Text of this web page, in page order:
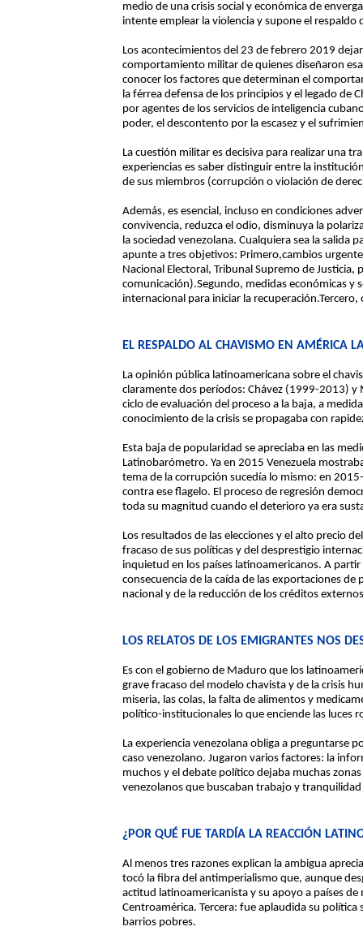
medio de una crisis social y económica de
intente emplear la violencia y supone el respaldo
Los acontecimientos del 23 de febrero 2019
comportamiento militar de quienes diseñaron
conocer los factores que determinan el
la férrea defensa de los principios y el legado de
por agentes de los servicios de inteligencia
poder, el descontento por la escasez y el
La cuestión militar es decisiva para realizar una
experiencias es saber distinguir entre la
de sus miembros (corrupción o violación de
Además, es esencial, incluso en condiciones
convivencia, reduzca el odio, disminuya la
la sociedad venezolana. Cualquiera sea la salida
apunte a tres objetivos: Primero,cambios
Nacional Electoral, Tribunal Supremo de Justicia,
comunicación).Segundo, medidas económicas y
internacional para iniciar la
EL RESPALDO AL CHAVISMO EN AMÉRICA
La opinión pública latinoamericana sobre el
claramente dos períodos: Chávez (1999-2013)
ciclo de evaluación del proceso a la baja, a
conocimiento de la crisis se propagaba con
Esta baja de popularidad se apreciaba en las
Latinobarómetro. Ya en 2015 Venezuela
tema de la corrupción sucedía lo mismo: en
contra ese flagelo. El proceso de regresión
toda su magnitud cuando el deterioro ya era
Los resultados de las elecciones y el alto precio
fracaso de sus políticas y del desprestigio
inquietud en los países latinoamericanos. A
consecuencia de la caída de las exportaciones
nacional y de la reducción de los créditos
LOS RELATOS DE LOS EMIGRANTES NOS
Es con el gobierno de Maduro que los
grave fracaso del modelo chavista y de la crisis
miseria, las colas, la falta de alimentos y
político-institucionales lo que enciende las luces
La experiencia venezolana obliga a preguntarse
caso venezolano. Jugaron varios factores: la
muchos y el debate político dejaba muchas
venezolanos que buscaban trabajo y
¿POR QUÉ FUE TARDÍA LA REACCIÓN
Al menos tres razones explican la ambigua
tocó la fibra del antimperialismo que, aunque
actitud latinoamericanista y su apoyo a países
Centroamérica. Tercera: fue aplaudida su política
barrios pobres.